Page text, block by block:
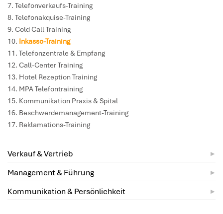
Telefonverkaufs-Training
Telefonakquise-Training
Cold Call Training
Inkasso-Training
Telefonzentrale & Empfang
Call-Center Training
Hotel Rezeption Training
MPA Telefontraining
Kommunikation Praxis & Spital
Beschwerdemanagement-Training
Reklamations-Training
Verkauf & Vertrieb
Management & Führung
Kommunikation & Persönlichkeit